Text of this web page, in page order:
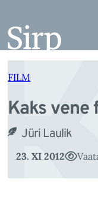
juurde
FILM
Kaks vene
Jüri Laulik
23. XI 2012